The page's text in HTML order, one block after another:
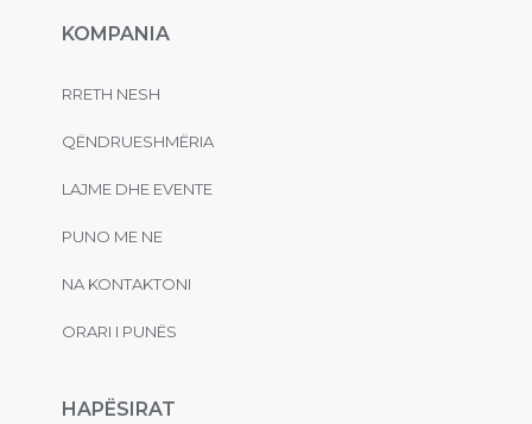
KOMPANIA
RRETH NESH
QËNDRUESHMËRIA
LAJME DHE EVENTE
PUNO ME NE
NA KONTAKTONI
ORARI I PUNËS
HAPËSIRAT